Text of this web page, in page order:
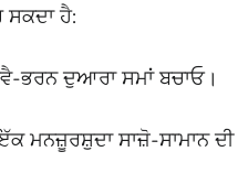
ਹੈ:
ਭਰਨ ਦੁਆਰਾ ਸਮਾਂ ਬਚਾਓ।
ਮਨਜ਼ੂਰਸ਼ੁਦਾ ਸਾਜ਼ੋ-ਸਾਮਾਨ ਦੀ